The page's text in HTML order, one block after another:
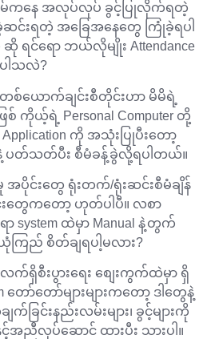
အိမ်ကနေ အလုပ်လုပ် ခွင့်ပြုလိုက်ရတဲ့
င်းရတဲ့ အခြေအနေတွေ ကြုံခဲ့ရပါ
ရင်ရော ဘယ်လိုမျိုး Attendance
ါသလဲ?
စ်ယောက်ချင်းစီတိုင်းဟာ မိမိရဲ့
ြစ် ကိုယ့်ရဲ့ Personal Computer တို့
Application ကို အသုံးပြုပီးတော့
ပတ်သတ်ပီး စီမံခန့်ခွဲလို့ရပါတယ်။
အပိုင်းတွေ ရုံးတက်/ရုံးဆင်းစီမံချိန်
ေကတော့ ဟုတ်ပါပီ။ လစာ
ထဲမှာ Manual နဲ့တွက်
ြည် စိတ်ချရပါ့မလား?
က်ရှိစီးပွားရေး စျေးကွက်ထဲမှာ ရှိ
တော်တော်များများကတော့ ဒါတွေနဲ့
ြင်းနည်းလမ်းများ၊ ခွင့်များကို
အညီလုပ်ဆောင် ထားပီး သားပါ။